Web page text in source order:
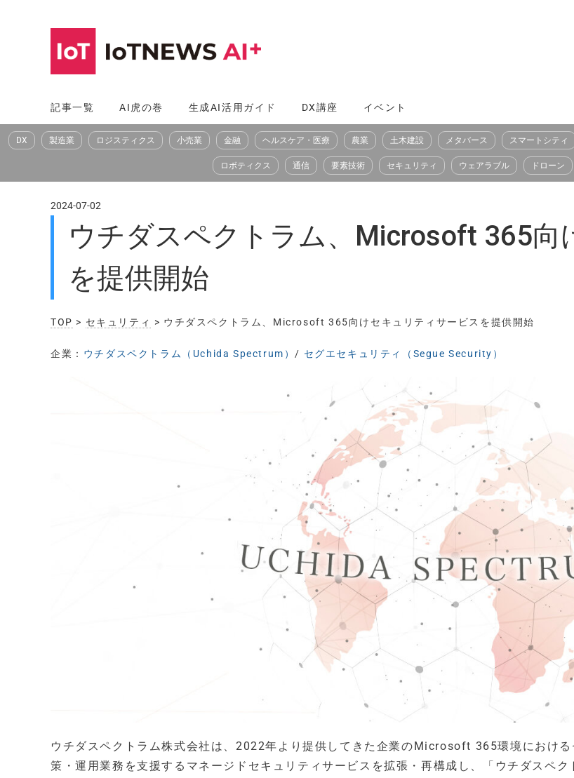
へ
ス
記事一覧 AI虎の巻 生成AI活用ガイド DX講座 イベント
DX 製造業 ロジスティクス 小売業 金融 ヘルスケア・医療 農業 土木建設 メタバース スマートシティ
ロボティクス 通信 要素技術 セキュリティ ウェアラブル ドローン
2024-07-02
ウチダスペクトラム、Microsoft 365向
を提供開始
TOP > セキュリティ > ウチダスペクトラム、Microsoft 365向けセキュリティサービスを提供開始
企業： ウチダスペクトラム（Uchida Spectrum） / セグエセキュリティ（Segue Security）
ウチダスペクトラム株式会社は、2022年より提供してきた企業のMicrosoft 365環境における
策・運用業務を支援するマネージドセキュリティサービスを拡張・再構成し、「ウチダスペク